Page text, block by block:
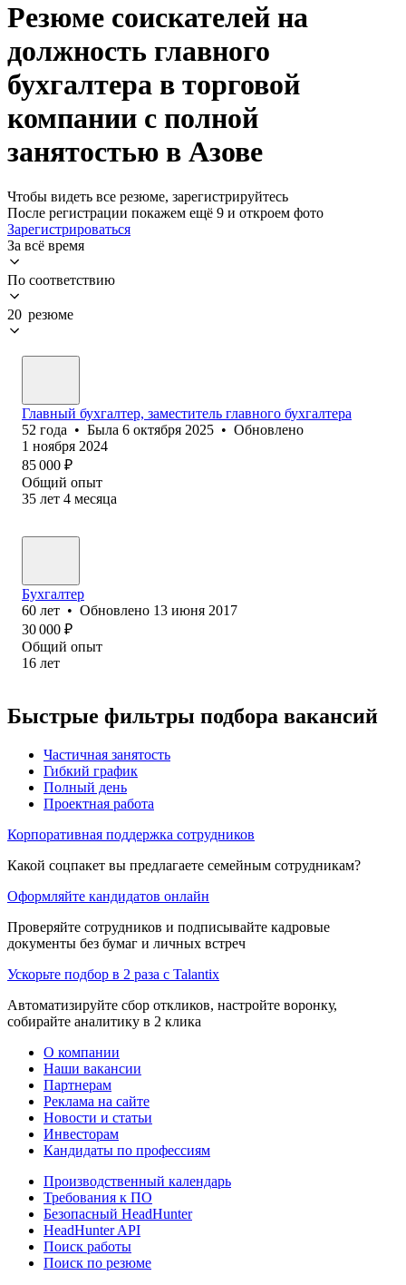
Резюме соискателей на
должность главного
бухгалтера в торговой
компании с полной
занятостью в Азове
Чтобы видеть все резюме, зарегистрируйтесь
После регистрации покажем ещё 9 и откроем фото
Зарегистрироваться
За всё время
По соответствию
20 резюме
Главный бухгалтер, заместитель главного бухгалтера
52 года • Была 6 октября 2025 • Обновлено
1 ноября 2024
85 000 ₽
Общий опыт
35 лет 4 месяца
Бухгалтер
60 лет • Обновлено 13 июня 2017
30 000 ₽
Общий опыт
16 лет
Быстрые фильтры подбора вакансий
Частичная занятость
Гибкий график
Полный день
Проектная работа
Корпоративная поддержка сотрудников
Какой соцпакет вы предлагаете семейным сотрудникам?
Оформляйте кандидатов онлайн
Проверяйте сотрудников и подписывайте кадровые
документы без бумаг и личных встреч
Ускорьте подбор в 2 раза с Talantix
Автоматизируйте сбор откликов, настройте воронку,
собирайте аналитику в 2 клика
О компании
Наши вакансии
Партнерам
Реклама на сайте
Новости и статьи
Инвесторам
Кандидаты по профессиям
Производственный календарь
Требования к ПО
Безопасный HeadHunter
HeadHunter API
Поиск работы
Поиск по резюме